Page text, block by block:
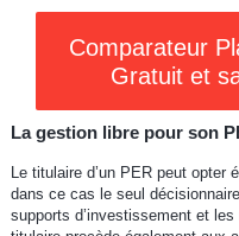
Comparateur
Gratuit et
La gestion libre pour son
Le titulaire d’un PER peut
dans ce cas le seul
supports d’investissement et